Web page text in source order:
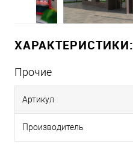
ХАРАКТЕРИСТИКИ:
Прочие
Артикул
Производитель